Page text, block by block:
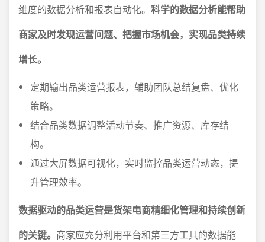
维度的数据分析和报表自动化。 科学的数据分析能帮助
商家及时发现运营问题、把握市场机会，实现品类持续
增长。
定期输出品类运营报表，辅助团队总结复盘、优化
策略。
结合品类数据调整活动节奏、推广资源、库存结
构。
通过大屏数据可视化，实时监控品类运营动态，提
升管理效率。
数据驱动的品类运营是货架电商精细化管理和持续创新
的关键。 商家应充分利用平台和第三方工具的数据能